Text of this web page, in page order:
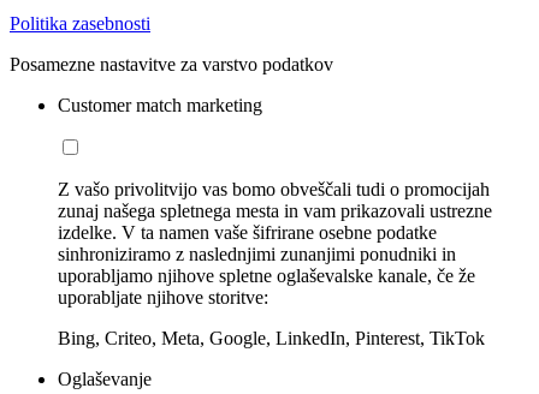
Politika zasebnosti
Posamezne nastavitve za varstvo podatkov
Customer match marketing
Z vašo privolitvijo vas bomo obveščali tudi o promocijah
zunaj našega spletnega mesta in vam prikazovali ustrezne
izdelke. V ta namen vaše šifrirane osebne podatke
sinhroniziramo z naslednjimi zunanjimi ponudniki in
uporabljamo njihove spletne oglaševalske kanale, če že
uporabljate njihove storitve:
Bing, Criteo, Meta, Google, LinkedIn, Pinterest, TikTok
Oglaševanje